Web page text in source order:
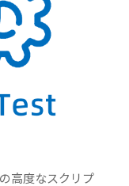
高度なスクリプ